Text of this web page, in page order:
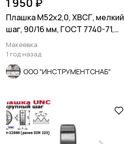
1 950 ₽
Плашка М52х2,0, ХВСГ, мелкий
шаг, 90/16 мм, ГОСТ 7740-71,
СССР.
Макеевка
1 год назад
ООО "ИНСТРУМЕНТСНАБ"